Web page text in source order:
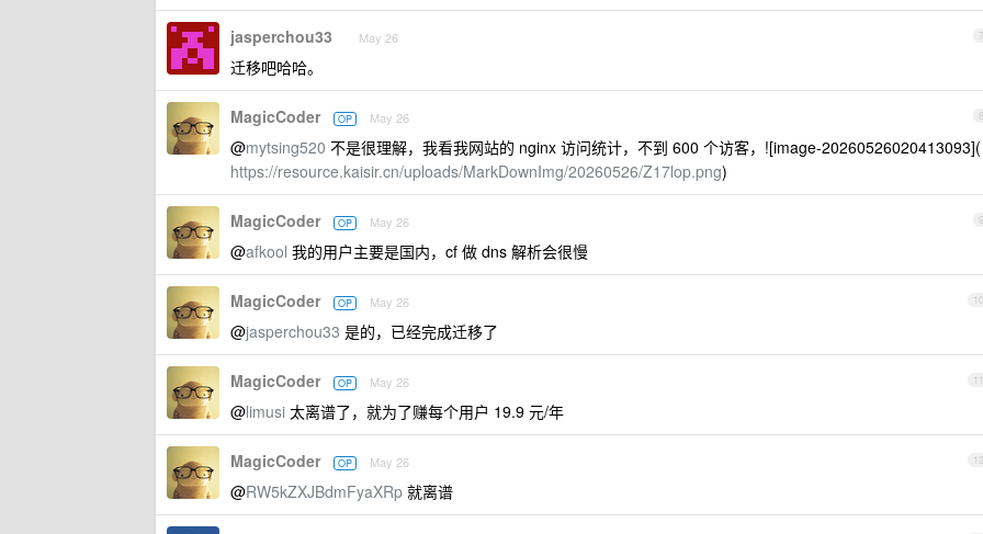
7
jasperchou33 May 26
迁移吧哈哈。
8
MagicCoder OP May 26
@mytsing520 不是很理解，我看我网站的 nginx 访问统计，不到 600 个访客，![image-20260526020413093](
https://resource.kaisir.cn/uploads/MarkDownImg/20260526/Z17lop.png)
9
MagicCoder OP May 26
@afkool 我的用户主要是国内，cf 做 dns 解析会很慢
10
MagicCoder OP May 26
@jasperchou33 是的，已经完成迁移了
11
MagicCoder OP May 26
@limusi 太离谱了，就为了赚每个用户 19.9 元/年
12
MagicCoder OP May 26
@RW5kZXJBdmFyaXRp 就离谱